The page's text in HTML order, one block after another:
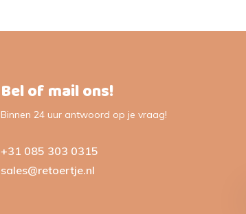
Bel of mail ons!
Binnen 24 uur antwoord op je vraag!
+31 085 303 0315
sales@retoertje.nl